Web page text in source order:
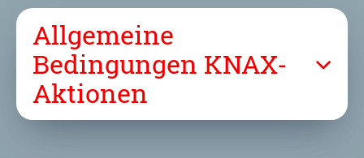
Allgemeine
Bedingungen KNAX-
Aktionen